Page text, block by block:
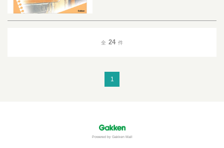
全 24 件
1
Powered by Gakken Mall